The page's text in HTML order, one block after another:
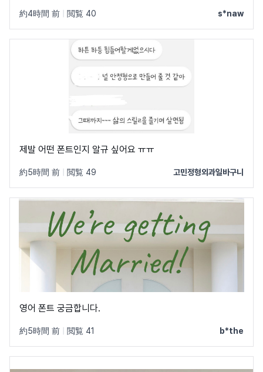
約4時間 前 閲覧 40 s*naw
제발 어떤 폰트인지 알규 싶어요 ㅠㅠ
約5時間 前 閲覧 49 고민정형외과일바구니
영어 폰트 궁금합니다.
約5時間 前 閲覧 41 b*the